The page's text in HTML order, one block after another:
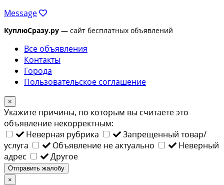
Message
КуплюСразу.ру — сайт бесплатных объявлений
Все объявления
Контакты
Города
Пользовательское соглашение
×
Укажите причины, по которым вы считаете это
объявление некорректным:
Неверная рубрика
Запрещенный товар/
услуга
Объявление не актуально
Неверный
адрес
Другое
Отправить жалобу
×